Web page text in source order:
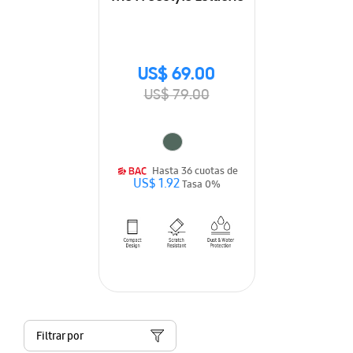
US$ 69.00
US$ 79.00
Hasta 36 cuotas de
US$ 1.92Tasa 0%
Filtrar por